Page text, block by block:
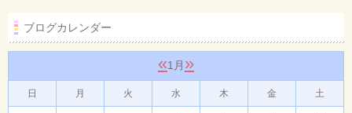
ブログカレンダー
«1月 »
日 月 火 水 木 金 土